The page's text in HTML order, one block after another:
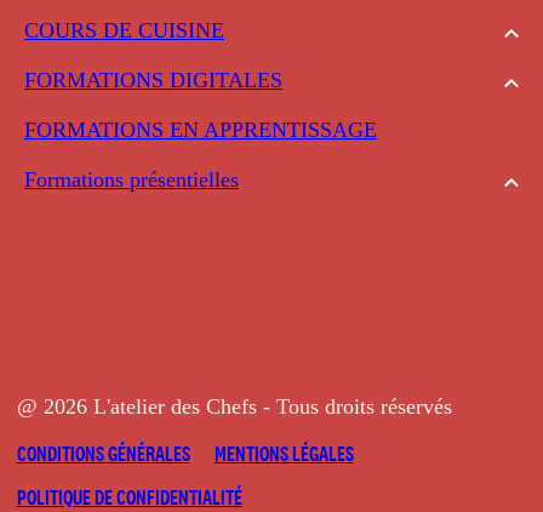
COURS DE CUISINE
FORMATIONS DIGITALES
FORMATIONS EN APPRENTISSAGE
Formations présentielles
@ 2026 L'atelier des Chefs - Tous droits réservés
CONDITIONS GÉNÉRALES
MENTIONS LÉGALES
POLITIQUE DE CONFIDENTIALITÉ